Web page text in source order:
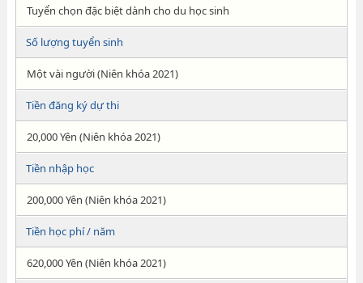
Tuyển chọn đặc biệt dành cho du học sinh
Số lượng tuyển sinh
Một vài người (Niên khóa 2021)
Tiền đăng ký dự thi
20,000 Yên (Niên khóa 2021)
Tiền nhập học
200,000 Yên (Niên khóa 2021)
Tiền học phí / năm
620,000 Yên (Niên khóa 2021)